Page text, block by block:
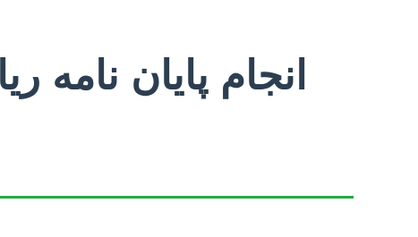
انجام پایان